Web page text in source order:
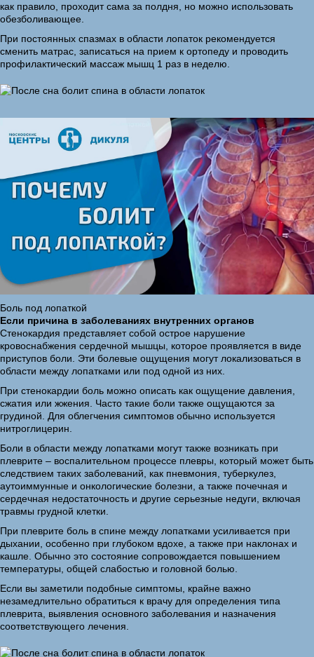
как правило, проходит сама за полдня, но можно использовать
обезболивающее.
При постоянных спазмах в области лопаток рекомендуется
сменить матрас, записаться на прием к ортопеду и проводить
профилактический массаж мышц 1 раз в неделю.
Боль под лопаткой
Если причина в заболеваниях внутренних органов
Стенокардия представляет собой острое нарушение
кровоснабжения сердечной мышцы, которое проявляется в виде
приступов боли. Эти болевые ощущения могут локализоваться в
области между лопатками или под одной из них.
При стенокардии боль можно описать как ощущение давления,
сжатия или жжения. Часто такие боли также ощущаются за
грудиной. Для облегчения симптомов обычно используется
нитроглицерин.
Боли в области между лопатками могут также возникать при
плеврите – воспалительном процессе плевры, который может быть
следствием таких заболеваний, как пневмония, туберкулез,
аутоиммунные и онкологические болезни, а также почечная и
сердечная недостаточность и другие серьезные недуги, включая
травмы грудной клетки.
При плеврите боль в спине между лопатками усиливается при
дыхании, особенно при глубоком вдохе, а также при наклонах и
кашле. Обычно это состояние сопровождается повышением
температуры, общей слабостью и головной болью.
Если вы заметили подобные симптомы, крайне важно
незамедлительно обратиться к врачу для определения типа
плеврита, выявления основного заболевания и назначения
соответствующего лечения.